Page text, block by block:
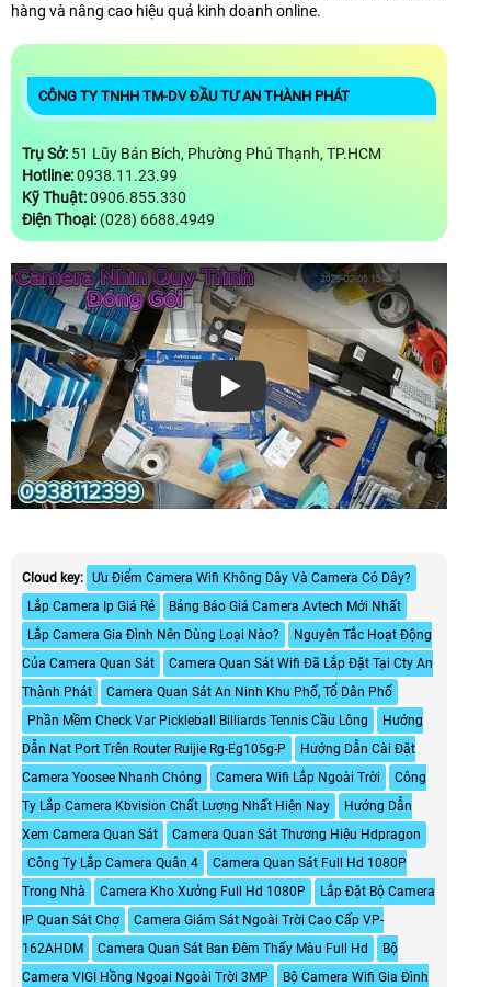
hàng và nâng cao hiệu quả kinh doanh online.
CÔNG TY TNHH TM-DV ĐẦU TƯ AN THÀNH PHÁT
Trụ Sở: 51 Lũy Bán Bích, Phường Phú Thạnh, TP.HCM
Hotline:0938.11.23.99
Kỹ Thuật:0906.855.330
Điện Thoại: (028) 6688.4949
Xem video
Cloud key: Ưu Điểm Camera Wifi Không Dây Và Camera Có Dây?
Lắp Camera Ip Giá Rẻ
Bảng Báo Giá Camera Avtech Mới Nhất
Lắp Camera Gia Đình Nên Dùng Loại Nào?
Nguyên Tắc Hoạt Động
Của Camera Quan Sát
Camera Quan Sát Wifi Đã Lắp Đặt Tại Cty An
Thành Phát
Camera Quan Sát An Ninh Khu Phố, Tổ Dân Phố
Phần Mềm Check Var Pickleball Billiards Tennis Cầu Lông
Hướng
Dẫn Nat Port Trên Router Ruijie Rg-Eg105g-P
Hướng Dẫn Cài Đặt
Camera Yoosee Nhanh Chóng
Camera Wifi Lắp Ngoài Trời
Công
Ty Lắp Camera Kbvision Chất Lượng Nhất Hiện Nay
Hướng Dẫn
Xem Camera Quan Sát
Camera Quan Sát Thương Hiệu Hdpragon
Công Ty Lắp Camera Quân 4
Camera Quan Sát Full Hd 1080P
Trong Nhà
Camera Kho Xưởng Full Hd 1080P
Lắp Đặt Bộ Camera
IP Quan Sát Chợ
Camera Giám Sát Ngoài Trời Cao Cấp VP-
162AHDM
Camera Quan Sát Ban Đêm Thấy Màu Full Hd
Bộ
Camera VIGI Hồng Ngoại Ngoài Trời 3MP
Bộ Camera Wifi Gia Đình